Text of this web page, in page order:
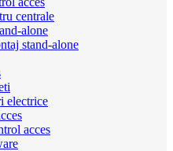
centrale
alone
stand-alone
electrice
acces